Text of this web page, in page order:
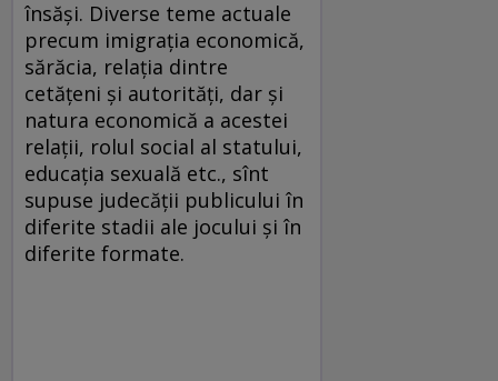
însăşi. Diverse teme actuale
precum imigraţia economică,
sărăcia, relaţia dintre
cetăţeni şi autorităţi, dar şi
natura economică a acestei
relaţii, rolul social al statului,
educaţia sexuală etc., sînt
supuse judecăţii publicului în
diferite stadii ale jocului şi în
diferite formate.